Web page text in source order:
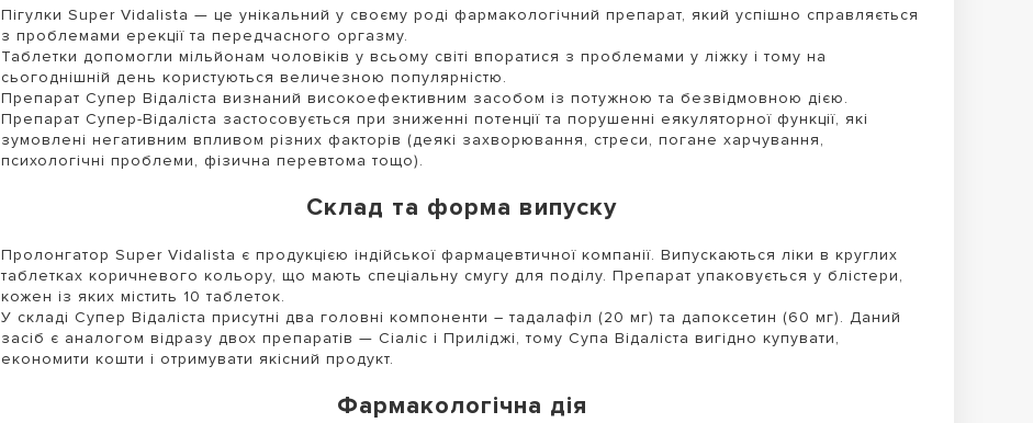
Пігулки Super Vidalista — це унікальний у своєму роді фармакологічний препарат, який успішно справляється
з проблемами ерекції та передчасного оргазму.
Таблетки допомогли мільйонам чоловіків у всьому світі впоратися з проблемами у ліжку і тому на
сьогоднішній день користуються величезною популярністю.
Препарат Супер Відаліста визнаний високоефективним засобом із потужною та безвідмовною дією.
Препарат Супер-Відаліста застосовується при зниженні потенції та порушенні еякуляторної функції, які
зумовлені негативним впливом різних факторів (деякі захворювання, стреси, погане харчування,
психологічні проблеми, фізична перевтома тощо).
Склад та форма випуску
Пролонгатор Super Vidalista є продукцією індійської фармацевтичної компанії. Випускаються ліки в круглих
таблетках коричневого кольору, що мають спеціальну смугу для поділу. Препарат упаковується у блістери,
кожен із яких містить 10 таблеток.
У складі Супер Відаліста присутні два головні компоненти – тадалафіл (20 мг) та дапоксетин (60 мг). Даний
засіб є аналогом відразу двох препаратів — Сіаліс і Приліджі, тому Супа Відаліста вигідно купувати,
економити кошти і отримувати якісний продукт.
Фармакологічна дія